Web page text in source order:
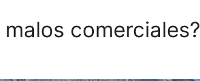
comerciales?